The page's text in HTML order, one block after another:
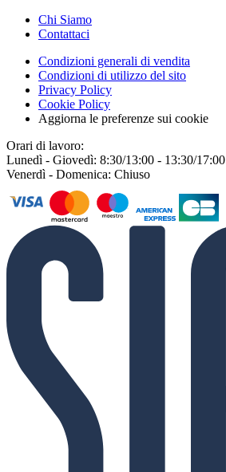
Chi Siamo
Contattaci
Condizioni generali di vendita
Condizioni di utilizzo del sito
Privacy Policy
Cookie Policy
Aggiorna le preferenze sui cookie
Orari di lavoro:
Lunedì - Giovedì: 8:30/13:00 - 13:30/17:00
Venerdì - Domenica: Chiuso